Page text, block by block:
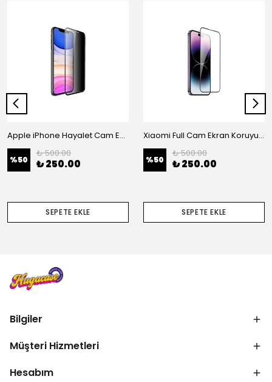
Apple iPhone Hayalet Cam Ekran Koruyucu
%50
₺ 500.00
₺ 250.00
SEPETE EKLE
Xiaomi Full Cam Ekran Koruyucu
%50
₺ 500.00
₺ 250.00
SEPETE EKLE
Bilgiler
Müşteri Hizmetleri
Hesabım